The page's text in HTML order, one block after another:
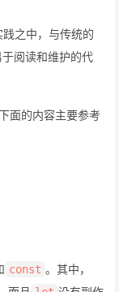
之中，与传统的
阅读和维护的代
面的内容主要参考
const 。其中，